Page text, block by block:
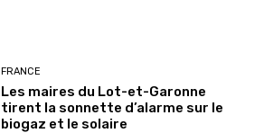
FRANCE
Les maires du Lot-et-Garonne
tirent la sonnette d’alarme sur le
biogaz et le solaire